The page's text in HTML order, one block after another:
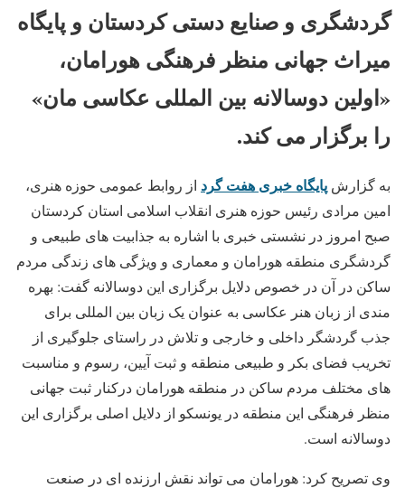
گردشگری و صنایع دستی کردستان و پایگاه
میراث جهانی منظر فرهنگی هورامان،
«اولین دوسالانه بین المللی عکاسی مان»
را برگزار می کند.
به گزارش پایگاه خبری هفت گرد از روابط عمومی حوزه هنری،
امین مرادی رئیس حوزه هنری انقلاب اسلامی استان کردستان
صبح امروز در نشستی خبری با اشاره به جذابیت های طبیعی و
گردشگری منطقه هورامان و معماری و ویژگی های زندگی مردم
ساکن در آن در خصوص دلایل برگزاری این دوسالانه گفت: بهره
مندی از زبان هنر عکاسی به عنوان یک زبان بین المللی برای
جذب گردشگر داخلی و خارجی و تلاش در راستای جلوگیری از
تخریب فضای بکر و طبیعی منطقه و ثبت آیین، رسوم و مناسبت
های مختلف مردم ساکن در منطقه هورامان درکنار ثبت جهانی
منظر فرهنگی این منطقه در یونسکو از دلایل اصلی برگزاری این
دوسالانه است.
وی تصریح کرد: هورامان می تواند نقش ارزنده ای در صنعت